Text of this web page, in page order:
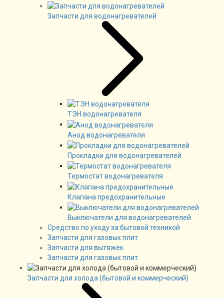
Запчасти для водонагревателей
ТЭН водонагревателя
Анод водонагревателя
Прокладки для водонагревателей
Термостат водонагревателя
Клапана предохранительные
Выключатели для водонагревателей
Средство по уходу за бытовой техникой
Запчасти для газовых плит
Запчасти для вытяжек
Запчасти для газовых плит
Запчасти для холода (бытовой и коммерческий)